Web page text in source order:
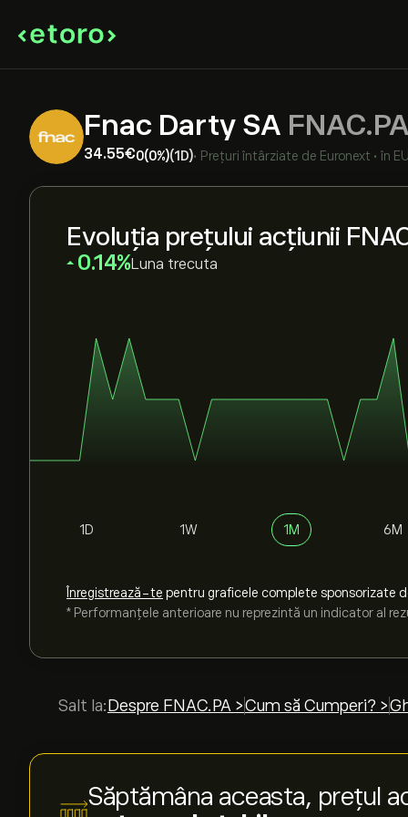
Fnac Darty SA
34.55‎€‎0(0%)(1D)• Prețuri întârziate de Euronext • în
Evoluția prețului acțiunii
‎0.14‎ Luna trecuta
1D 1W 1M 6M
Înregistrează-te pentru graficele complete sponsorizate
* Performanțele anterioare nu reprezintă un indicator al
Salt la: Despre FNAC.PA >Cum să Cumperi? >
Săptămâna aceasta, prețul